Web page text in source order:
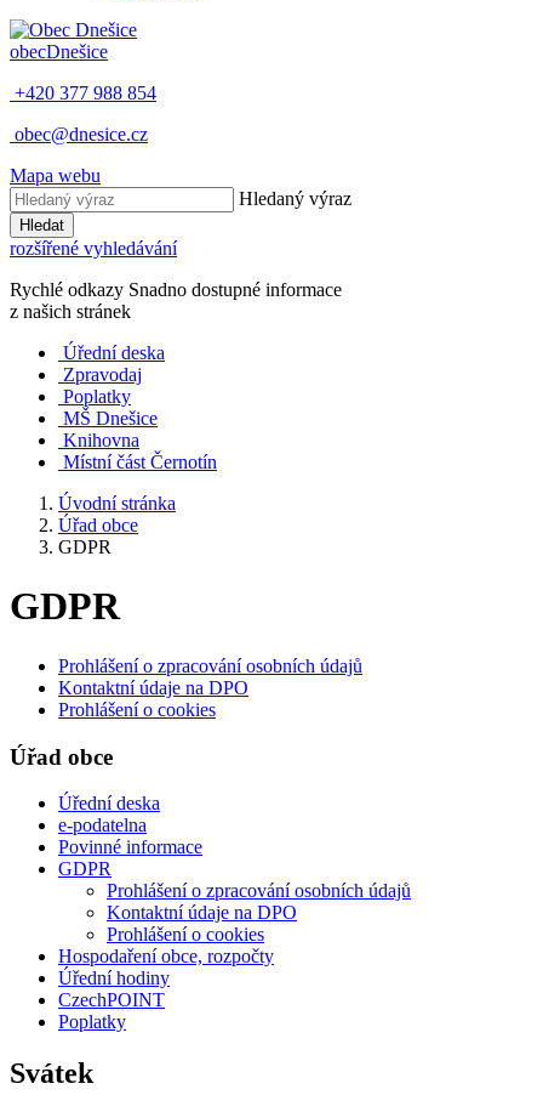
obecDnešice
+420 377 988 854
obec@dnesice.cz
Mapa webu
Hledaný výraz
Hledat
rozšířené vyhledávání
Rychlé odkazy Snadno dostupné informace
z našich stránek
Úřední deska
Zpravodaj
Poplatky
MŠ Dnešice
Knihovna
Místní část Černotín
Úvodní stránka
Úřad obce
GDPR
GDPR
Prohlášení o zpracování osobních údajů
Kontaktní údaje na DPO
Prohlášení o cookies
Úřad obce
Úřední deska
e-podatelna
Povinné informace
GDPR
Prohlášení o zpracování osobních údajů
Kontaktní údaje na DPO
Prohlášení o cookies
Hospodaření obce, rozpočty
Úřední hodiny
CzechPOINT
Poplatky
Svátek